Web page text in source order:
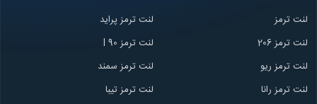
لنت ترمز
لنت ترمز پراید
لنت ترمز 206
لنت ترمز l 90
لنت ترمز ریو
لنت ترمز سمند
لنت ترمز رانا
لنت ترمز تیبا